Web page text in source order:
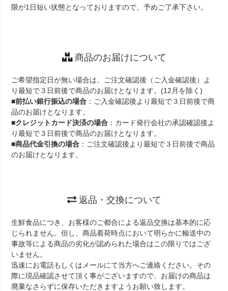
限が1日短い状態となっておりますので、予めご了承下さい。
商品のお届けについて
ご希望指定日が無い場合は、ご注文確認後（ご入金確認後）よ
り最短で３日前後で商品のお届けとなります。(12月を除く)
■前払い銀行振込の場合 ：ご入金確認後より最短で３日前後で商
品のお届けとなります。
■クレジットカード決済の場合 ：カード発行会社の承認確認後よ
り最短で３日前後で商品のお届けとなります。
■商品代金引換の場合 ：ご注文確認後より最短で３日前後で商品
のお届けとなります。
返品・交換について
生鮮食品につき、お客様のご都合による返品交換は基本的に応
じられません。但し、商品着荷時点において明らかに輸送中の
事故等による商品の劣化が認められた場合はこの限りではござ
いません。
迅速にお電話もしくはメールにて当方へご連絡ください。その
際に現品確認させて頂く事がございますので、お届けの商品は
廃棄なさらずに保存いただきますようお願い致します。